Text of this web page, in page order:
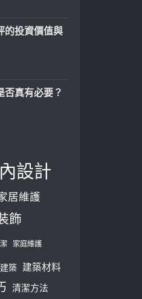
的投資價值與
否真有必要？
設計
居維護
飾
家庭維護
建築 建築材料
清潔方法